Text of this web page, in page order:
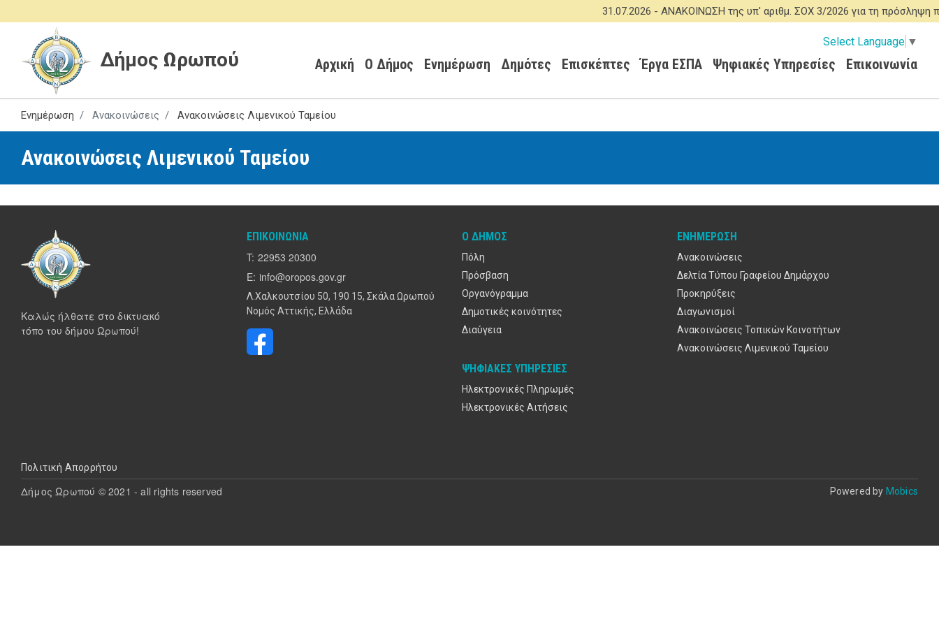
προς
κυρίως
31.07.2026 -ΑΝΑΚΟΙΝΩΣΗ της υπ' αριθμ. ΣΟΧ 3/2026 για τη πρόσληψη
Select Language ▼
Δήμος Ωρωπού Αρχική Ο Δήμος Ενημέρωση Δημότες Επισκέπτες Έργα ΕΣΠΑ Ψηφιακές Υπηρεσίες Επικοινωνία
Ενημέρωση Ανακοινώσεις Ανακοινώσεις Λιμενικού Ταμείου
Ανακοινώσεις Λιμενικού Ταμείου
Καλώς ήλθατε στο δικτυακό
τόπο του δήμου Ωρωπού!
ΕΠΙΚΟΙΝΩΝΊΑ
T: 22953 20300
E: info@oropos.gov.gr
Λ.Χαλκουτσίου 50, 190 15, Σκάλα Ωρωπού
Νομός Αττικής, Ελλάδα
Ο ΔΉΜΟΣ
Πόλη
Πρόσβαση
Οργανόγραμμα
Δημοτικές κοινότητες
Διαύγεια
ΨΗΦΙΑΚΈΣ ΥΠΗΡΕΣΊΕΣ
Ηλεκτρονικές Πληρωμές
Ηλεκτρονικές Αιτήσεις
ΕΝΗΜΈΡΩΣΗ
Ανακοινώσεις
Δελτία Τύπου Γραφείου Δημάρχου
Προκηρύξεις
Διαγωνισμοί
Ανακοινώσεις Τοπικών Κοινοτήτων
Ανακοινώσεις Λιμενικού Ταμείου
Υποσέλιδο
Πολιτική Απορρήτου
Δήμος Ωρωπού © 2021 - all rights reserved Powered by Mobics